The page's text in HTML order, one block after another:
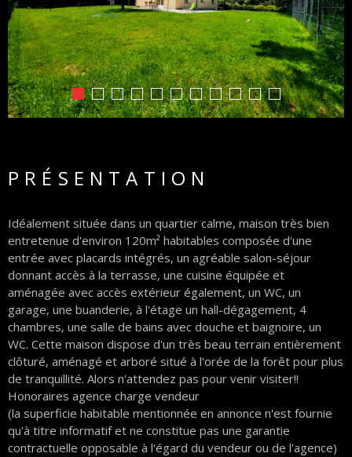
PRÉSENTATION
Idéalement située dans un quartier calme, maison très bien
entretenue d'environ 120m² habitables composée d'une
entrée avec placards intégrés, un agréable salon-séjour
donnant accès à la terrasse, une cuisine équipée et
aménagée avec accès extérieur également, un WC, un
garage, une buanderie, à l'étage un hall-dégagement, 4
chambres, une salle de bains avec douche et baignoire, un
WC. Cette maison dispose d'un très beau terrain entièrement
clôturé, aménagé et arboré situé à l'orée de la forêt pour plus
de tranquillité. Alors n'attendez pas pour venir visiter!!
Honoraires agence charge vendeur
(la superficie habitable mentionnée en annonce n'est fournie
qu'à titre informatif et ne constitue pas une garantie
contractuelle opposable à l'égard du vendeur ou de l'agence)